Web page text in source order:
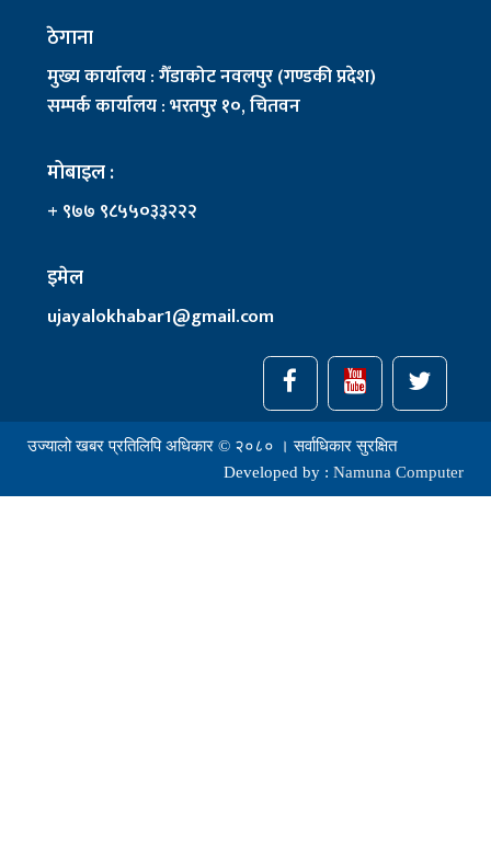
ठेगाना
मुख्य कार्यालय : गैँडाकोट नवलपुर (गण्डकी प्रदेश)
सम्पर्क कार्यालय : भरतपुर १०, चितवन
मोबाइल :
+ ९७७ ९८५५०३३२२२
इमेल
ujayalokhabar1@gmail.com
उज्यालो खबर प्रतिलिपि अधिकार © २०८० । सर्वाधिकार सुरक्षित
Developed by : Namuna Computer